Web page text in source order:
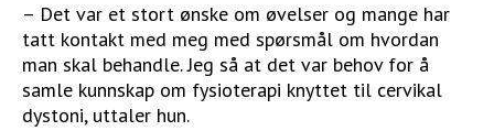
– Det var et stort ønske om øvelser og mange har
tatt kontakt med meg med spørsmål om hvordan
man skal behandle. Jeg så at det var behov for å
samle kunnskap om fysioterapi knyttet til cervikal
dystoni, uttaler hun.